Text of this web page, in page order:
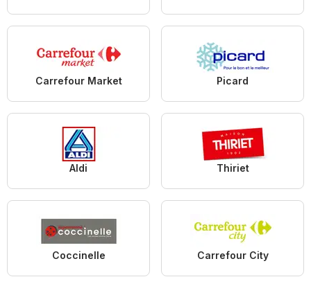
Carrefour Market Picard
Aldi Thiriet
Coccinelle Carrefour City